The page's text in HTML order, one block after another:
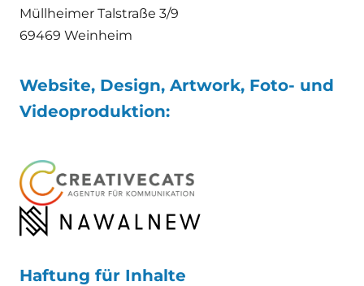
Müllheimer Talstraße 3/9
69469 Weinheim
Website, Design, Artwork, Foto- und
Videoproduktion:
Haftung für Inhalte